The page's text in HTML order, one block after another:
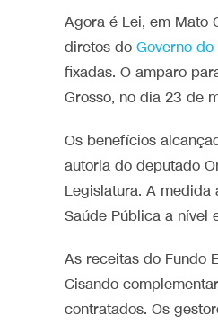
Agora é Lei, em Mato
diretos do Governo do
fixadas. O amparo
Grosso, no dia 23 de
Os benefícios
autoria do deputado
Legislatura. A medida
Saúde Pública a nível
As receitas do Fundo
Cisando
contratados. Os